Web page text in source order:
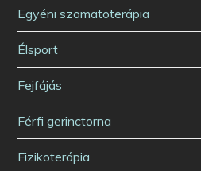
Egyéni szomatoterápia
Élsport
Fejfájás
Férfi gerinctorna
Fizikoterápia